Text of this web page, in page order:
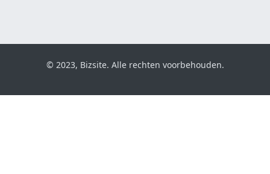
© 2023, Bizsite. Alle rechten voorbehouden.